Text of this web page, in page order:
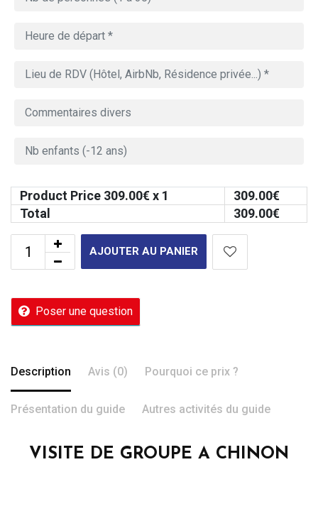
Product Price 309.00€ x 1 309.00€
Total
309.00€
AJOUTER AU PANIER
Poser une question
Description Avis (0) Pourquoi ce prix ?
Présentation du guide Autres activités du guide
VISITE DE GROUPE A CHINON